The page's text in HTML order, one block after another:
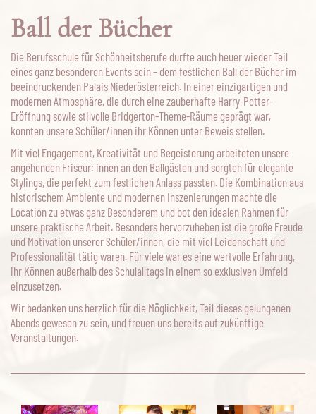
Ball der Bücher
Die Berufsschule für Schönheitsberufe durfte auch heuer wieder Teil
eines ganz besonderen Events sein – dem festlichen Ball der Bücher im
beeindruckenden Palais Niederösterreich. In einer einzigartigen und
modernen Atmosphäre, die durch eine zauberhafte Harry-Potter-
Eröffnung sowie stilvolle Bridgerton-Theme-Räume geprägt war,
konnten unsere Schüler/innen ihr Können unter Beweis stellen.
Mit viel Engagement, Kreativität und Begeisterung arbeiteten unsere
angehenden Friseur: innen an den Ballgästen und sorgten für elegante
Stylings, die perfekt zum festlichen Anlass passten. Die Kombination aus
historischem Ambiente und modernen Inszenierungen machte die
Location zu etwas ganz Besonderem und bot den idealen Rahmen für
unsere praktische Arbeit. Besonders hervorzuheben ist die große Freude
und Motivation unserer Schüler/innen, die mit viel Leidenschaft und
Professionalität tätig waren. Für viele war es eine wertvolle Erfahrung,
ihr Können außerhalb des Schulalltags in einem so exklusiven Umfeld
einzusetzen.
Wir bedanken uns herzlich für die Möglichkeit, Teil dieses gelungenen
Abends gewesen zu sein, und freuen uns bereits auf zukünftige
Veranstaltungen.